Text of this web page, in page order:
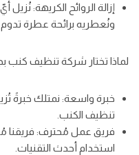
إزالة الروائح الكريهة:
ونُعطريه برائحة عطرة تدوم
لماذا تختار شركة تنظيف كنب
تنظيف الكنب.
فريق عمل مُحترف: فريقنا
استخدام أحدث التقنيات.